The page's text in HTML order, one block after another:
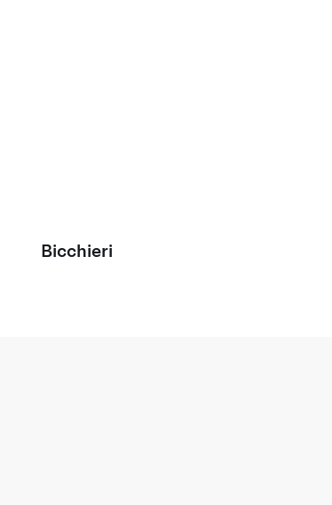
Bicchieri